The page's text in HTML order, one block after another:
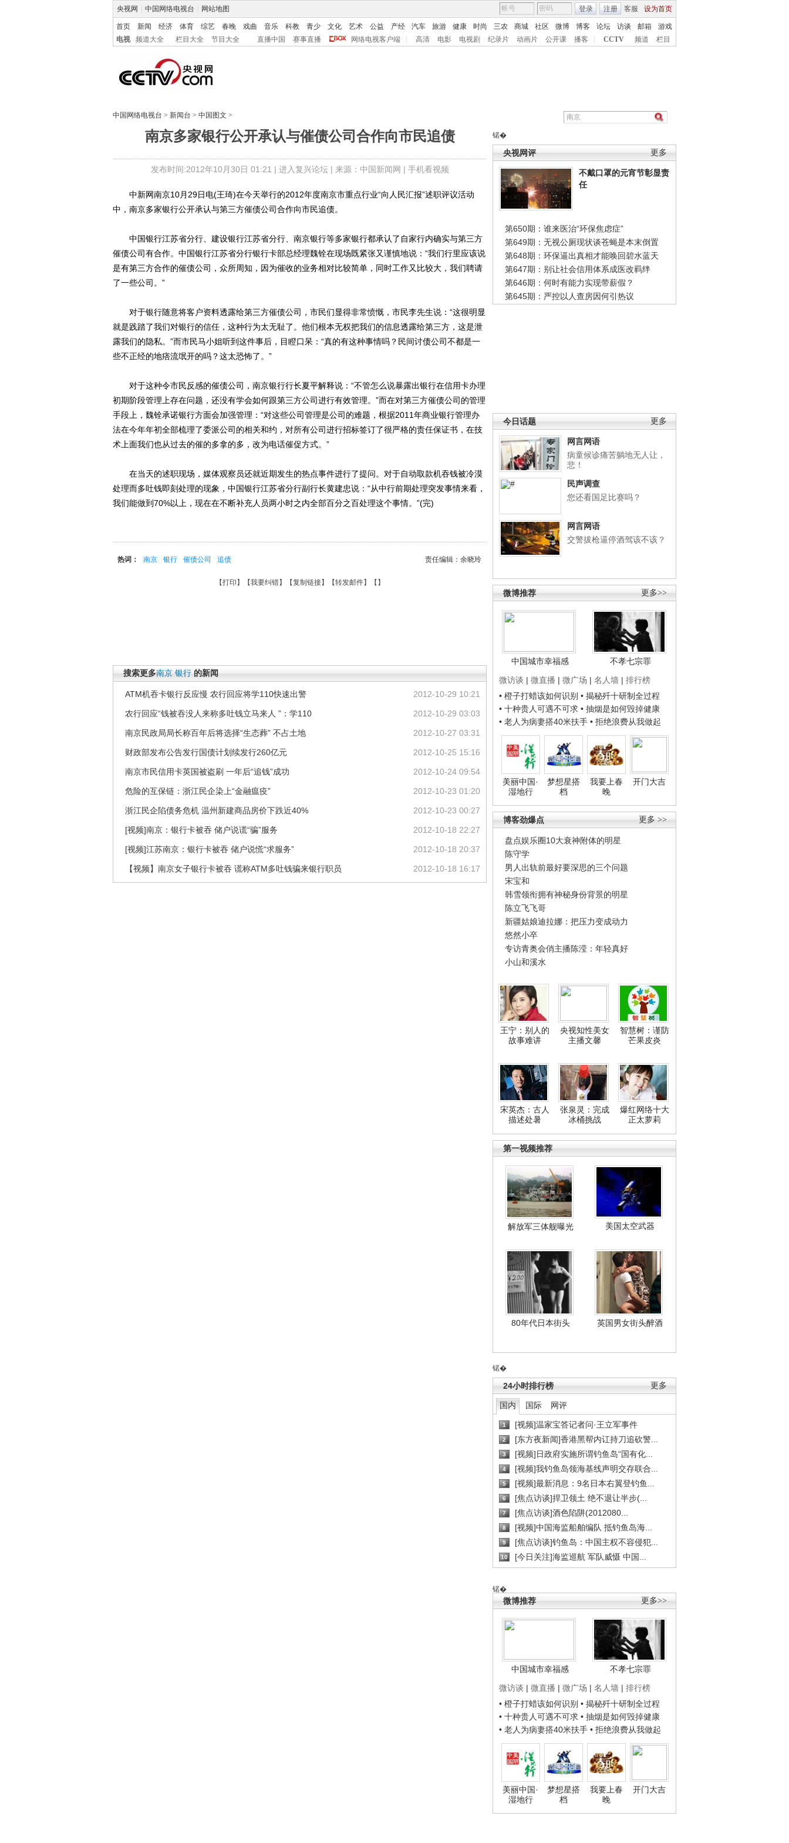
央视网 中国网络电视台 网站地图 客服 设为首页
登录 注册
首页 新闻 经济 体育 综艺 春晚 戏曲 音乐 科教 青少 文化 艺术 公益 产经 汽车 旅游 健康 时尚 三农 商城 社区 微博 博客 论坛 访谈 邮箱
游戏
电视
频道大全 栏目大全 节目大全 直播中国 赛事直播 网络电视客户端 高清 电影 电视剧 纪录片 动画片 公开课 播客 CCTV 频道 栏目
中国网络电视台 > 新闻台 > 中国图文 >
南京多家银行公开承认与催债公司合作向市民追债
发布时间:2012年10月30日 01:21 | 进入复兴论坛| 来源：中国新闻网 | 手机看视频
锘�
更多
央视网评
不戴口罩的元宵节彰显责
任
第650期：谁来医治“环保焦虑症”
第649期：无视公厕现状谈苍蝇是本末倒置
第648期：环保逼出真相才能唤回碧水蓝天
第647期：别让社会信用体系成医改羁绊
第646期：何时有能力实现带薪假？
第645期：严控以人查房因何引热议
更多
今日话题
网言网语
病童候诊痛苦躺地无人让，
悲！
民声调查
您还看国足比赛吗？
网言网语
交警拔枪逼停酒驾该不该？
更多>>
微博推荐
中国城市幸福感
不孝七宗罪
微访谈 | 微直播 | 微广场 | 名人墙 | 排行榜
• 橙子打蜡该如何识别 • 揭秘歼十研制全过程
• 十种贵人可遇不可求 • 抽烟是如何毁掉健康
• 老人为病妻搭40米扶手 • 拒绝浪费从我做起
美丽中国·
湿地行
梦想星搭
档
我要上春
晚
开门大吉
更多 >>
博客劲爆点
盘点娱乐圈10大衰神附体的明星
陈守学
男人出轨前最好要深思的三个问题
宋宝和
韩雪领衔拥有神秘身份背景的明星
陈立飞飞哥
新疆姑娘迪拉娜：把压力变成动力
悠然小卒
专访青奥会俏主播陈滢：年轻真好
小山和溪水
王宁：别人的
故事难讲
央视知性美女
主播文馨
智慧树：谨防
芒果皮炎
宋英杰：古人
描述处暑
张泉灵：完成
冰桶挑战
爆红网络十大
正太萝莉
第一视频推荐
解放军三体舰曝光 美国太空武器
80年代日本街头 英国男女街头醉酒
锘�
更多
24小时排行榜
国内 国际 网评
1 [视频]温家宝答记者问·王立军事件
2 [东方夜新闻]香港黑帮内讧持刀追砍警...
3 [视频]日政府实施所谓钓鱼岛“国有化...
4 [视频]我钓鱼岛领海基线声明交存联合...
5 [视频]最新消息：9名日本右翼登钓鱼...
6 [焦点访谈]捍卫领土 绝不退让半步(...
7 [焦点访谈]酒色陷阱(2012080...
8 [视频]中国海监船舶编队 抵钓鱼岛海...
9 [焦点访谈]钓鱼岛：中国主权不容侵犯...
10 [今日关注]海监巡航 军队威慑 中国...
锘�
更多>>
微博推荐
中国城市幸福感
不孝七宗罪
微访谈 | 微直播 | 微广场 | 名人墙 | 排行榜
• 橙子打蜡该如何识别 • 揭秘歼十研制全过程
• 十种贵人可遇不可求 • 抽烟是如何毁掉健康
• 老人为病妻搭40米扶手 • 拒绝浪费从我做起
美丽中国·
湿地行
梦想星搭
档
我要上春
晚
开门大吉
中新网南京10月29日电(王琦)在今天举行的2012年度南京市重点行业“向人民汇报”述职评议活动
中，南京多家银行公开承认与第三方催债公司合作向市民追债。
中国银行江苏省分行、建设银行江苏省分行、南京银行等多家银行都承认了自家行内确实与第三方
催债公司有合作。中国银行江苏省分行银行卡部总经理魏铨在现场既紧张又谨慎地说：“我们行里应该说
是有第三方合作的催债公司，众所周知，因为催收的业务相对比较简单，同时工作又比较大，我们聘请
了一些公司。”
对于银行随意将客户资料透露给第三方催债公司，市民们显得非常愤慨，市民李先生说：“这很明显
就是践踏了我们对银行的信任，这种行为太无耻了。他们根本无权把我们的信息透露给第三方，这是泄
露我们的隐私。”而市民马小姐听到这件事后，目瞪口呆：“真的有这种事情吗？民间讨债公司不都是一
些不正经的地痞流氓开的吗？这太恐怖了。”
对于这种令市民反感的催债公司，南京银行行长夏平解释说：“不管怎么说暴露出银行在信用卡办理
初期阶段管理上存在问题，还没有学会如何跟第三方公司进行有效管理。”而在对第三方催债公司的管理
手段上，魏铨承诺银行方面会加强管理：“对这些公司管理是公司的难题，根据2011年商业银行管理办
法在今年年初全部梳理了委派公司的相关和约，对所有公司进行招标签订了很严格的责任保证书，在技
术上面我们也从过去的催的多拿的多，改为电话催促方式。”
在当天的述职现场，媒体观察员还就近期发生的热点事件进行了提问。对于自动取款机吞钱被冷漠
处理而多吐钱即刻处理的现象，中国银行江苏省分行副行长黄建忠说：“从中行前期处理突发事情来看，
我们能做到70%以上，现在在不断补充人员两小时之内全部百分之百处理这个事情。”(完)
责任编辑：余晓玲
热词： 南京 银行 催债公司 追债
【打印 】【我要纠错】【复制链接】【转发邮件】【 】
搜索更多南京 银行 的新闻
2012-10-29 10:21
ATM机吞卡银行反应慢 农行回应将学110快速出警
2012-10-29 03:03
农行回应“钱被吞没人来称多吐钱立马来人 ”：学110
2012-10-27 03:31
南京民政局局长称百年后将选择“生态葬” 不占土地
2012-10-25 15:16
财政部发布公告发行国债计划续发行260亿元
2012-10-24 09:54
南京市民信用卡英国被盗刷 一年后“追钱”成功
2012-10-23 01:20
危险的互保链：浙江民企染上“金融瘟疫”
2012-10-23 00:27
浙江民企陷债务危机 温州新建商品房价下跌近40%
2012-10-18 22:27
[视频]南京：银行卡被吞 储户说谎“骗”服务
2012-10-18 20:37
[视频]江苏南京：银行卡被吞 储户说慌“求服务”
2012-10-18 16:17
【视频】南京女子银行卡被吞 谎称ATM多吐钱骗来银行职员